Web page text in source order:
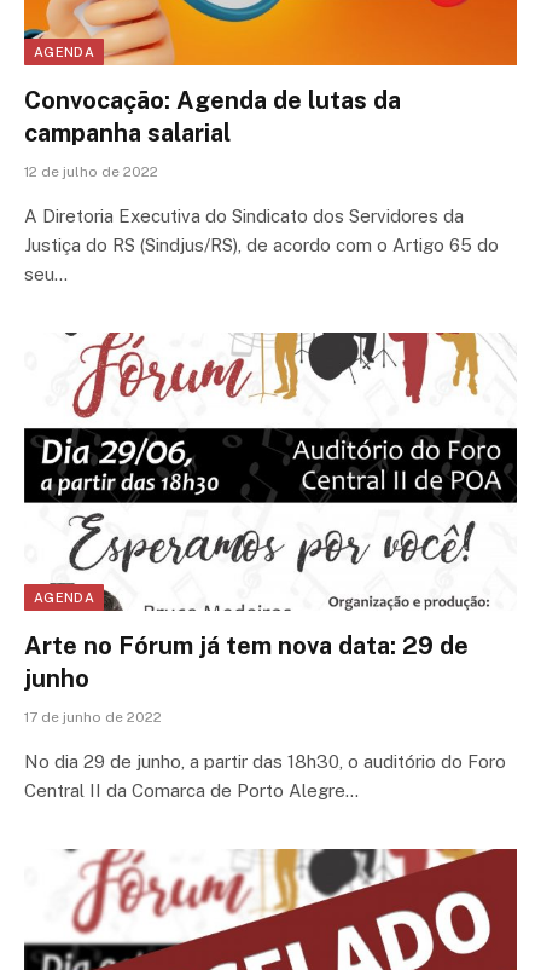
AGENDA
Convocação: Agenda de lutas da
campanha salarial
12 de julho de 2022
A Diretoria Executiva do Sindicato dos Servidores da
Justiça do RS (Sindjus/RS), de acordo com o Artigo 65 do
seu…
AGENDA
Arte no Fórum já tem nova data: 29 de
junho
17 de junho de 2022
No dia 29 de junho, a partir das 18h30, o auditório do Foro
Central II da Comarca de Porto Alegre…